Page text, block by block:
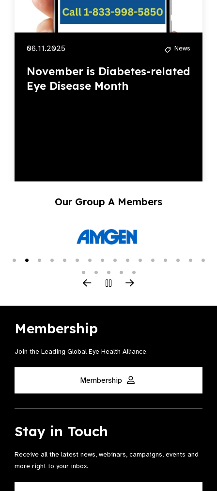
06.11.2025 News
November is Diabetes-related
Eye Disease Month
Our Group A Members
Membership
Join the Leading Global Eye Health Alliance​.
Membership
Stay in Touch
Receive all the latest news, webinars, campaigns, events and
more right to your inbox.